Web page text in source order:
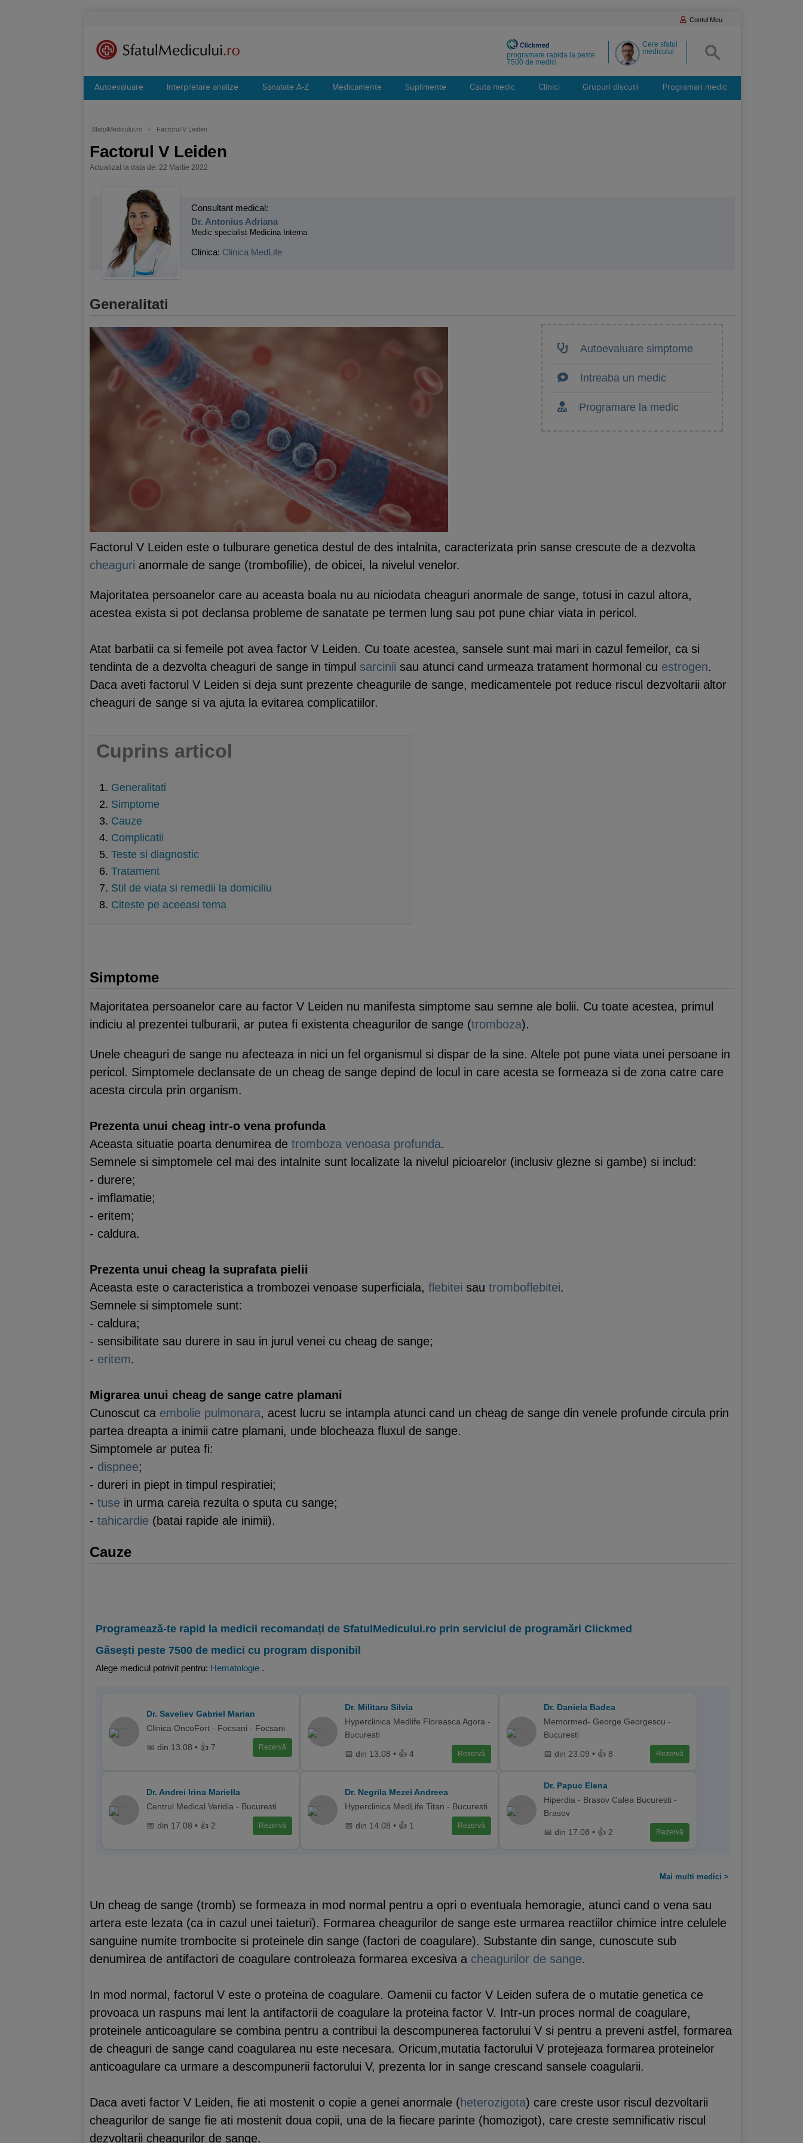
Contul Meu
Cere sfatul
medicului
programare rapida la peste
7500 de medici
Autoevaluare Interpretare analize Sanatate A-Z Medicamente Suplimente Cauta medic Clinici Grupuri discutii Programari medic
SfatulMedicului.ro › Factorul V Leiden
Factorul V Leiden
Actualizat la data de: 22 Martie 2022
Consultant medical:
Dr. Antonius Adriana
Medic specialist Medicina Interna
Clinica: Clinica MedLife
Generalitati
Autoevaluare simptome
Intreaba un medic
Programare la medic
Factorul V Leiden este o tulburare genetica destul de des intalnita, caracterizata prin sanse crescute de a dezvolta
cheaguri anormale de sange (trombofilie), de obicei, la nivelul venelor.
Majoritatea persoanelor care au aceasta boala nu au niciodata cheaguri anormale de sange, totusi in cazul altora,
acestea exista si pot declansa probleme de sanatate pe termen lung sau pot pune chiar viata in pericol.
Atat barbatii ca si femeile pot avea factor V Leiden. Cu toate acestea, sansele sunt mai mari in cazul femeilor, ca si
tendinta de a dezvolta cheaguri de sange in timpul sarcinii sau atunci cand urmeaza tratament hormonal cu estrogen.
Daca aveti factorul V Leiden si deja sunt prezente cheagurile de sange, medicamentele pot reduce riscul dezvoltarii altor
cheaguri de sange si va ajuta la evitarea complicatiilor.
Cuprins articol
Generalitati
Simptome
Cauze
Complicatii
Teste si diagnostic
Tratament
Stil de viata si remedii la domiciliu
Citeste pe aceeasi tema
Simptome
Majoritatea persoanelor care au factor V Leiden nu manifesta simptome sau semne ale bolii. Cu toate acestea, primul
indiciu al prezentei tulburarii, ar putea fi existenta cheagurilor de sange (tromboza).
Unele cheaguri de sange nu afecteaza in nici un fel organismul si dispar de la sine. Altele pot pune viata unei persoane in
pericol. Simptomele declansate de un cheag de sange depind de locul in care acesta se formeaza si de zona catre care
acesta circula prin organism.
Prezenta unui cheag intr-o vena profunda
Aceasta situatie poarta denumirea de tromboza venoasa profunda.
Semnele si simptomele cel mai des intalnite sunt localizate la nivelul picioarelor (inclusiv glezne si gambe) si includ:
- durere;
- imflamatie;
- eritem;
- caldura.
Prezenta unui cheag la suprafata pielii
Aceasta este o caracteristica a trombozei venoase superficiala, flebitei sau tromboflebitei.
Semnele si simptomele sunt:
- caldura;
- sensibilitate sau durere in sau in jurul venei cu cheag de sange;
- eritem.
Migrarea unui cheag de sange catre plamani
Cunoscut ca embolie pulmonara, acest lucru se intampla atunci cand un cheag de sange din venele profunde circula prin
partea dreapta a inimii catre plamani, unde blocheaza fluxul de sange.
Simptomele ar putea fi:
- dispnee;
- dureri in piept in timpul respiratiei;
- tuse in urma careia rezulta o sputa cu sange;
- tahicardie (batai rapide ale inimii).
Cauze
Programează-te rapid la medicii recomandați de SfatulMedicului.ro prin serviciul de programări Clickmed
Găsești peste 7500 de medici cu program disponibil
Alege medicul potrivit pentru: Hematologie .
Dr. Saveliev Gabriel Marian
Clinica OncoFort - Focsani - Focsani
📅 din 13.08 • 👍 7 Rezervă
Dr. Militaru Silvia
Hyperclinica Medlife Floreasca Agora -
Bucuresti
📅 din 13.08 • 👍 4 Rezervă
Dr. Daniela Badea
Memormed- George Georgescu -
Bucuresti
📅 din 23.09 • 👍 8 Rezervă
Dr. Andrei Irina Mariella
Centrul Medical Veridia - Bucuresti
📅 din 17.08 • 👍 2 Rezervă
Dr. Negrila Mezei Andreea
Hyperclinica MedLife Titan - Bucuresti
📅 din 14.08 • 👍 1 Rezervă
Dr. Papuc Elena
Hiperdia - Brasov Calea Bucuresti -
Brasov
📅 din 17.08 • 👍 2 Rezervă
Mai multi medici >
Un cheag de sange (tromb) se formeaza in mod normal pentru a opri o eventuala hemoragie, atunci cand o vena sau
artera este lezata (ca in cazul unei taieturi). Formarea cheagurilor de sange este urmarea reactiilor chimice intre celulele
sanguine numite trombocite si proteinele din sange (factori de coagulare). Substante din sange, cunoscute sub
denumirea de antifactori de coagulare controleaza formarea excesiva a cheagurilor de sange.
In mod normal, factorul V este o proteina de coagulare. Oamenii cu factor V Leiden sufera de o mutatie genetica ce
provoaca un raspuns mai lent la antifactorii de coagulare la proteina factor V. Intr-un proces normal de coagulare,
proteinele anticoagulare se combina pentru a contribui la descompunerea factorului V si pentru a preveni astfel, formarea
de cheaguri de sange cand coagularea nu este necesara. Oricum,mutatia factorului V protejeaza formarea proteinelor
anticoagulare ca urmare a descompunerii factorului V, prezenta lor in sange crescand sansele coagularii.
Daca aveti factor V Leiden, fie ati mostenit o copie a genei anormale (heterozigota) care creste usor riscul dezvoltarii
cheagurilor de sange fie ati mostenit doua copii, una de la fiecare parinte (homozigot), care creste semnificativ riscul
dezvoltarii cheagurilor de sange.